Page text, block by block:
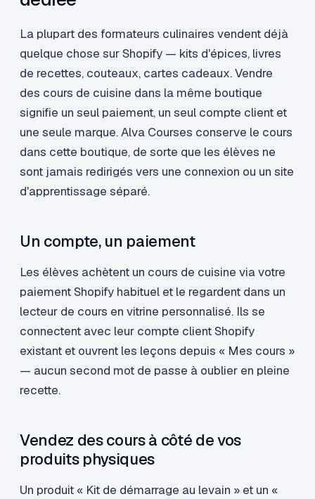
La plupart des formateurs culinaires vendent déjà
quelque chose sur Shopify — kits d'épices, livres
de recettes, couteaux, cartes cadeaux. Vendre
des cours de cuisine dans la même boutique
signifie un seul paiement, un seul compte client et
une seule marque. Alva Courses conserve le cours
dans cette boutique, de sorte que les élèves ne
sont jamais redirigés vers une connexion ou un site
d'apprentissage séparé.
Un compte, un paiement
Les élèves achètent un cours de cuisine via votre
paiement Shopify habituel et le regardent dans un
lecteur de cours en vitrine personnalisé. Ils se
connectent avec leur compte client Shopify
existant et ouvrent les leçons depuis « Mes cours »
— aucun second mot de passe à oublier en pleine
recette.
Vendez des cours à côté de vos
produits physiques
Un produit « Kit de démarrage au levain » et un «